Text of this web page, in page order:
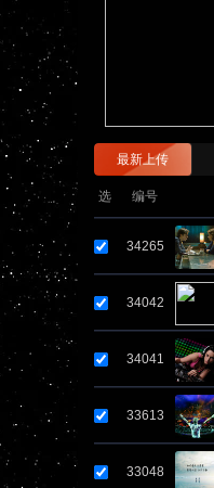
最新上传
选 编号
34265
34042
34041
33613
33048